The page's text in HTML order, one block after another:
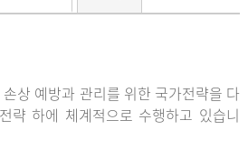
상 예방과 관리를 위한 국가전략을 다
략 하에 체계적으로 수행하고 있습니